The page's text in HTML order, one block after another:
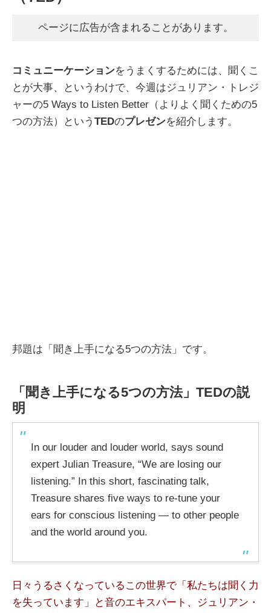
ページに広告が含まれることがあります。
コミュニーケーションをうまくするためには、聞くこ
とが大事、というわけで、今週はジュリアン・トレジ
ャーの5 Ways to Listen Better（よりよく聞くための5
つの方法）という TEDのプレゼンを紹介します。
邦題は「聞き上手になる5つの方法」です。
「聞き上手になる5つの方法」TEDの説
明
In our louder and louder world, says sound
expert Julian Treasure, “We are losing our
listening.” In this short, fascinating talk,
Treasure shares five ways to re-tune your
ears for conscious listening — to other people
and the world around you.
日々うるさくなっているこの世界で「私たちは聞く力
を失っています」と音のエキスパート、ジュリアン・